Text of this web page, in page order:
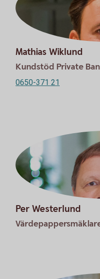
Mathias Wiklund
Kundstöd Private
0650-371 21
Per Westerlund